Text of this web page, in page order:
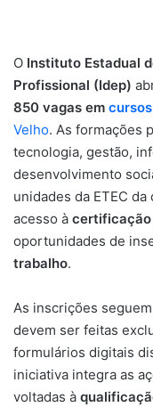
O Instituto Estadual
Profissional (Idep)
850 vagas em
Velho. As formações
tecnologia, gestão,
desenvolvimento
unidades da ETEC
acesso à
oportunidades de
trabalho.
As inscrições
devem ser feitas
formulários digitais
iniciativa integra as
voltadas à